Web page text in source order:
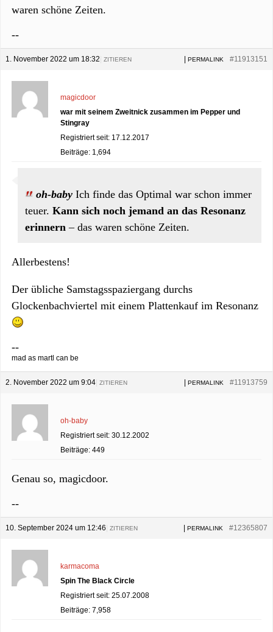
waren schöne Zeiten.
--
1. November 2022 um 18:32 #11913151
PERMALINK
ZITIEREN
magicdoor
war mit seinem Zweitnick zusammen im Pepper und
Stingray
Registriert seit: 17.12.2017
Beiträge: 1,694
oh-baby Ich finde das Optimal war schon immer
teuer. Kann sich noch jemand an das Resonanz
erinnern – das waren schöne Zeiten.
Allerbestens!
Der übliche Samstagsspaziergang durchs
Glockenbachviertel mit einem Plattenkauf im Resonanz
--
mad as martl can be
2. November 2022 um 9:04 #11913759
PERMALINK
ZITIEREN
oh-baby
Registriert seit: 30.12.2002
Beiträge: 449
Genau so, magicdoor.
--
10. September 2024 um 12:46 #12365807
PERMALINK
ZITIEREN
karmacoma
Spin The Black Circle
Registriert seit: 25.07.2008
Beiträge: 7,958